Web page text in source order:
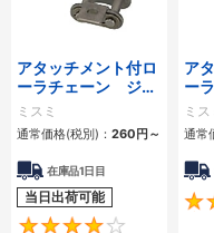
アタッチメント付ロ
ーラチェーン ジョ
イントリンク
ミスミ
通常価格(税別)： 260円～
在庫品1日目
当日出荷可能
ア
ー
ッ
プ-
ミス
通常